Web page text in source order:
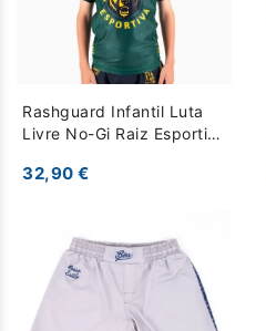
Rashguard Infantil Luta
Livre No-Gi Raiz Esportiva
32,90 €